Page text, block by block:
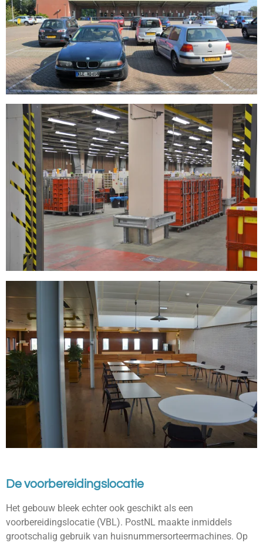
De voorbereidingslocatie
Het gebouw bleek echter ook geschikt als een
voorbereidingslocatie (VBL). PostNL maakte inmiddels
grootschalig gebruik van huisnummersorteermachines. Op